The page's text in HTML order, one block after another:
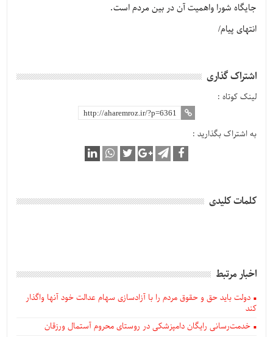
جایگاه شورا واهمیت آن در بین مردم است.
انتهای پیام/
اشتراک گذاری
لینک کوتاه :
به اشتراک بگذارید :
کلمات کلیدی
اخبار مرتبط
دولت باید حق و حقوق مردم را با آزادسازی سهام عدالت خود آنها واگذار
کند
خدمت‌رسانی رایگان دامپزشکی در روستای محروم آستمال ورزقان